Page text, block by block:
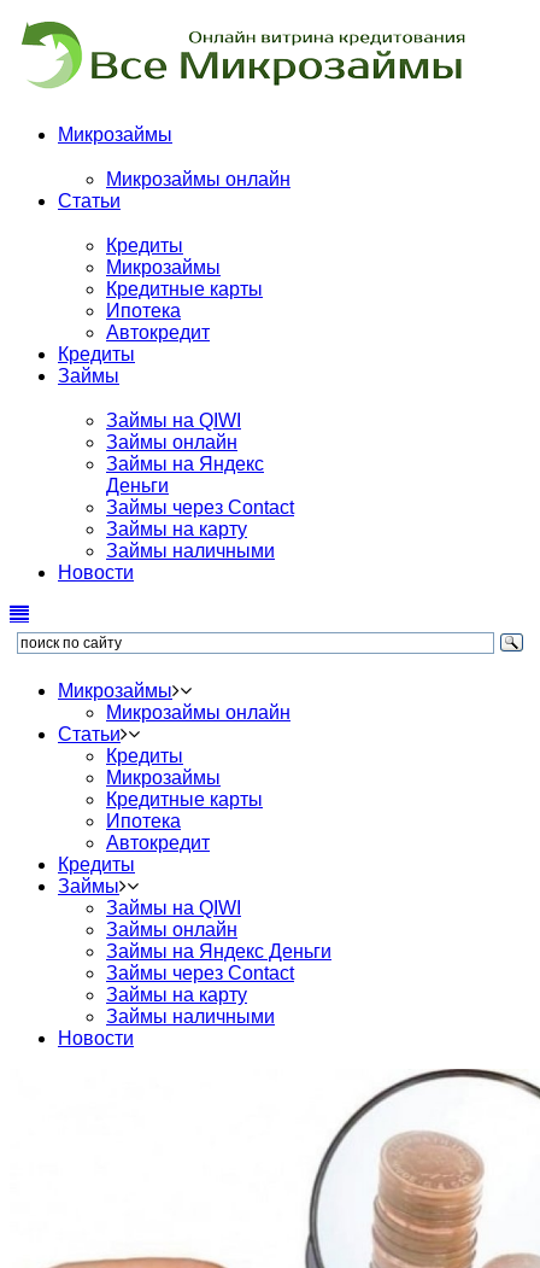
Микрозаймы
Микрозаймы онлайн
Статьи
Кредиты
Микрозаймы
Кредитные карты
Ипотека
Автокредит
Кредиты
Займы
Займы на QIWI
Займы онлайн
Займы на Яндекс
Деньги
Займы через Contact
Займы на карту
Займы наличными
Новости
Микрозаймы
Микрозаймы онлайн
Статьи
Кредиты
Микрозаймы
Кредитные карты
Ипотека
Автокредит
Кредиты
Займы
Займы на QIWI
Займы онлайн
Займы на Яндекс Деньги
Займы через Contact
Займы на карту
Займы наличными
Новости